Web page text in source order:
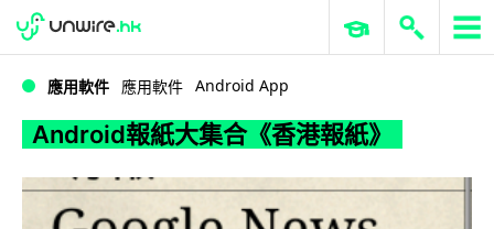
Android報紙大集合《香港報紙》
WWDC 2026 ERP 與商業 AI
應用軟件 應用軟件 Android App
Android報紙大集合《香港報紙》